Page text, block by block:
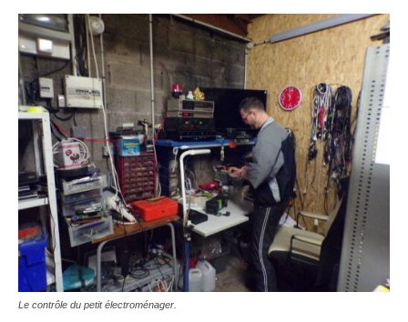
Le contrôle du petit électroménager.